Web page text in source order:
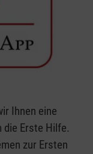
Ihnen eine
Erste Hilfe.
zur Ersten